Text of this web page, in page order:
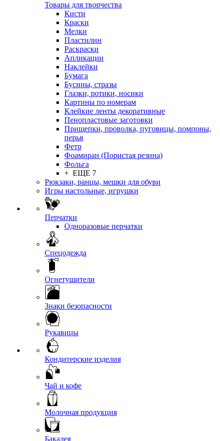
Товары для творчества
Кисти
Краски
Мелки
Пластилин
Раскраски
Апликации
Наклейки
Бумага
Бусины, стразы
Глазки, ротики, носики
Картины по номерам
Клейкие ленты декоративные
Пенопластовые заготовки
Прищепки, проволка, пуговицы, помпоны,
перья
Фетр
Фоамиран (Пористая резина)
Фольга
+ ЕЩЕ 7
Рюкзаки, ранцы, мешки для обуви
Игры настольные, игрушки
Перчатки
Одноразовые перчатки
Спецодежда
Огнетушители
Знаки безопасности
Рукавицы
Кондитерские изделия
Чай и кофе
Молочная продукция
Бакалея